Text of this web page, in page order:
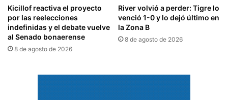
Kicillof reactiva el proyecto
por las reelecciones
indefinidas y el debate vuelve
al Senado bonaerense
8 de agosto de 2026
River volvió a perder: Tigre lo
venció 1-0 y lo dejó último en
la Zona B
8 de agosto de 2026